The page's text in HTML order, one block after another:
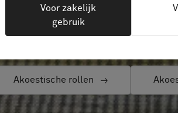
ons assortiment
Akoestische rollen
Voor zakelijk
gebruik